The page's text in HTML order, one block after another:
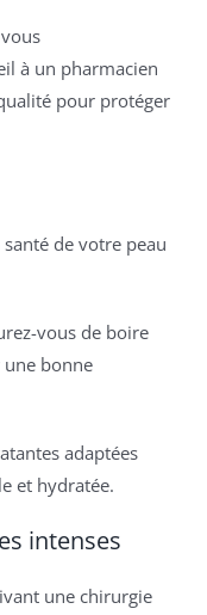
à un pharmacien
pour protéger
de votre peau
vous de boire
bonne
adaptées
et hydratée.
intenses
une chirurgie